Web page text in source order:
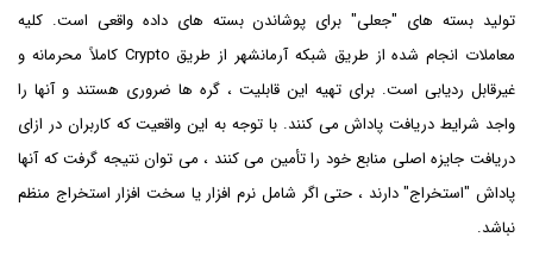
تولید بسته های "جعلی" برای پوشاندن بسته های داده واقعی است. کلیه
معاملات انجام شده از طریق شبکه آرمانشهر از طریق Crypto کاملاً محرمانه و
غیرقابل ردیابی است. برای تهیه این قابلیت ، گره ها ضروری هستند و آنها را
واجد شرایط دریافت پاداش می کنند. با توجه به این واقعیت که کاربران در ازای
دریافت جایزه اصلی منابع خود را تأمین می کنند ، می توان نتیجه گرفت که آنها
پاداش "استخراج" دارند ، حتی اگر شامل نرم افزار یا سخت افزار استخراج منظم
نباشد.